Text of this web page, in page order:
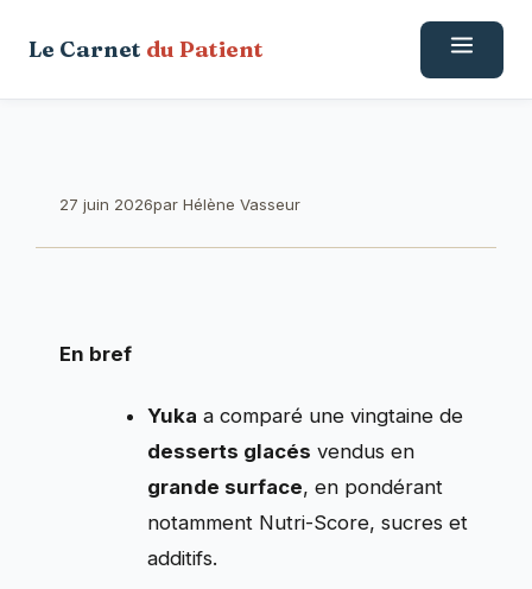
Le Carnet du Patient
27 juin 2026par Hélène Vasseur
En bref
Yuka a comparé une vingtaine de
desserts glacés vendus en
grande surface, en pondérant
notamment Nutri-Score, sucres et
additifs.